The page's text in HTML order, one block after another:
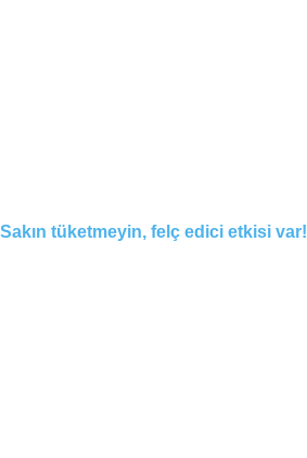
Sakın tüketmeyin, felç edici etkisi var!